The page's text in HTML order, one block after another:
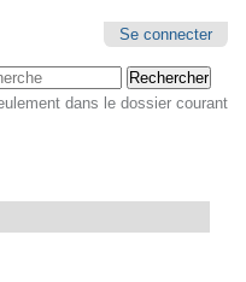
Se connecter
par
dans le dossier courant